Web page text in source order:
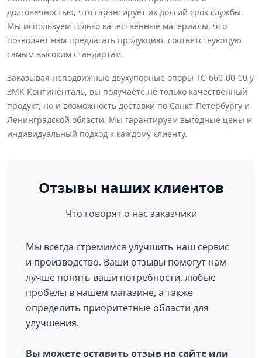
долговечностью, что гарантирует их долгий срок службы.
Мы используем только качественные материалы, что
позволяет нам предлагать продукцию, соответствующую
самым высоким стандартам.
Заказывая неподвижные двухупорные опоры ТС-660-00-00 у
ЗМК Континенталь, вы получаете не только качественный
продукт, но и возможность доставки по Санкт-Петербургу и
Ленинградской области. Мы гарантируем выгодные цены и
индивидуальный подход к каждому клиенту.
Отзывы наших клиентов
Что говорят о нас заказчики
Мы всегда стремимся улучшить наш сервис
и производство. Ваши отзывы помогут нам
лучше понять ваши потребности, любые
пробелы в нашем магазине, а также
определить приоритетные области для
улучшения.
Вы можете оставить отзыв на сайте или